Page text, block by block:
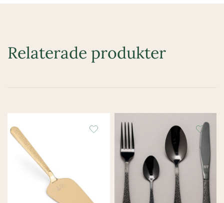
Relaterade produkter